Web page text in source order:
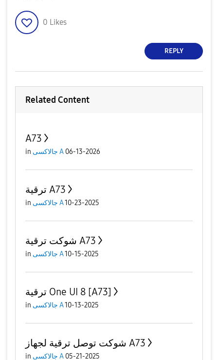
0 Likes
REPLY
Related Content
A73
in جالاكسى A 06-13-2026
ترقية A73
in جالاكسى A10-23-2025
شوكت ترقية A73
in جالاكسى A10-15-2025
ترقية One UI 8 [A73]
in جالاكسى A10-13-2025
شوكت توصل ترقية لجهاز A73
in جالاكسى A 05-21-2025